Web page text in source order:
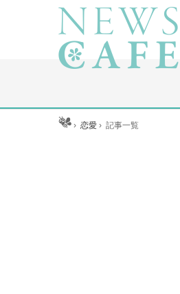
ホーム ›恋愛 ›記事一覧